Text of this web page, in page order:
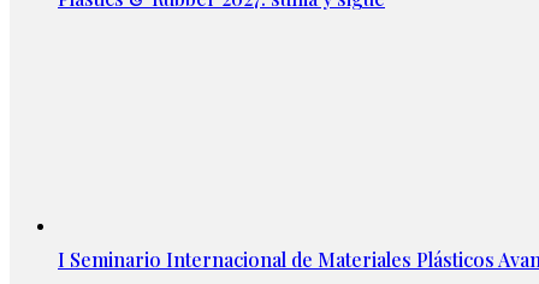
I Seminario Internacional de Materiales Plásticos